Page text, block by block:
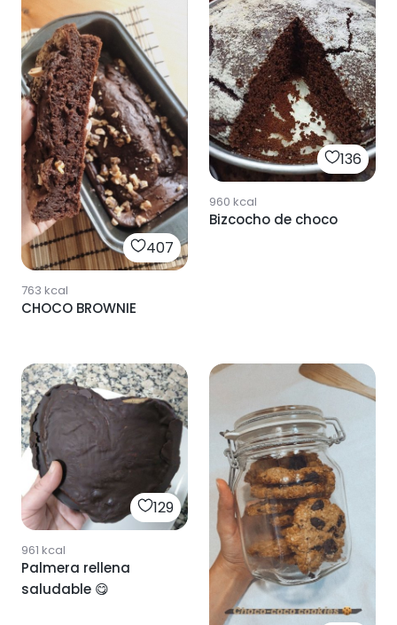
407
763 kcal
CHOCO BROWNIE
136
960 kcal
Bizcocho de choco
129
961 kcal
Palmera rellena
saludable 😋